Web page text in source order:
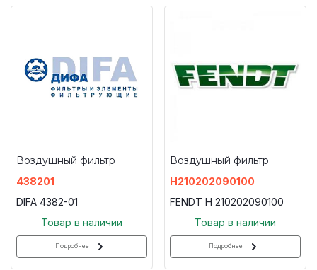
Воздушный фильтр
438201
DIFA 4382-01
Товар в наличии
Подробнее
Воздушный фильтр
H210202090100
FENDT H 210202090100
Товар в наличии
Подробнее